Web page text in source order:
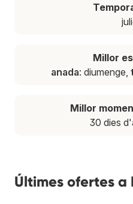
Millor
anada: diumenge,
Millor
30 dies
Últimes ofertes a